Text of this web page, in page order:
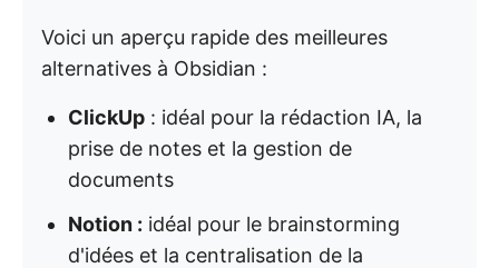
Voici un aperçu rapide des meilleures
alternatives à Obsidian :
ClickUp : idéal pour la rédaction IA, la
prise de notes et la gestion de
documents
Notion : idéal pour le brainstorming
d'idées et la centralisation de la